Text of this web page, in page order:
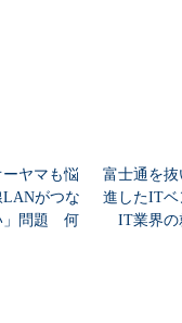
様
では、まず「ネ
解析」「フォレンジ
題を解いていくのか
ヤマも悩
LANがつな
」問題 何
富士通を
進したITベ
IT業界の